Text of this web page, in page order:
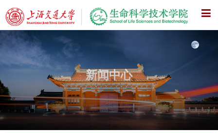
X
新闻中心